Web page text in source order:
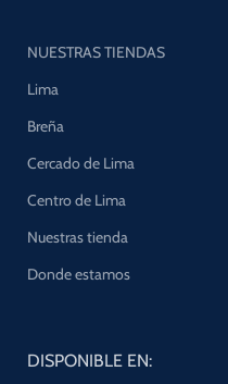
NUESTRAS TIENDAS
Lima
Breña
Cercado de Lima
Centro de Lima
Nuestras tienda
Donde estamos
DISPONIBLE EN: